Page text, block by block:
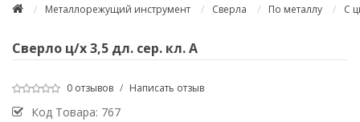
Металлорежущий инструмент Сверла По металлу С
Сверло ц/х 3,5 дл. сер. кл. А
0 отзывов / Написать отзыв
Код Товара: 767